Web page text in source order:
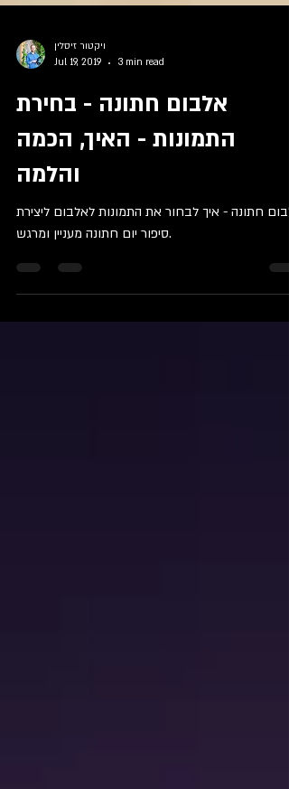
ויקטור זיסלין
Jul 19, 2019
3 min read
אלבום חתונה - בחירת
התמונות - האיך, הכמה
והלמה
חתונה - איך לבחור את התמונות לאלבום ליצירת